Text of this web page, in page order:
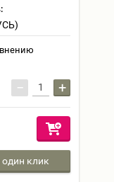
− +
один клик